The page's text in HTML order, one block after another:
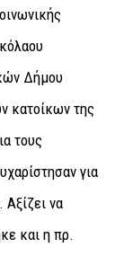
Δήμου
κατοίκων της
τους
για
να
και η πρ.